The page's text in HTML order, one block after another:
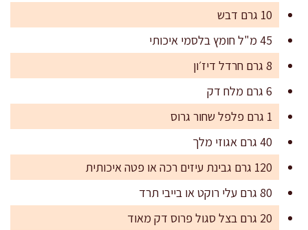
10 גרם דבש
45 מ"ל חומץ בלסמי איכותי
8 גרם חרדל דיז׳ון
6 גרם מלח דק
1 גרם פלפל שחור גרוס
40 גרם אגוזי מלך
120 גרם גבינת עיזים רכה או פטה איכותית
80 גרם עלי רוקט או בייבי תרד
20 גרם בצל סגול פרוס דק מאוד